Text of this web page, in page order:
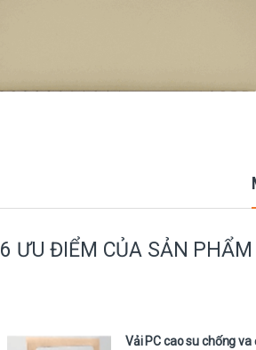
6 ƯU ĐIỂM CỦA SẢN PHẨM
Vải PC cao su chống